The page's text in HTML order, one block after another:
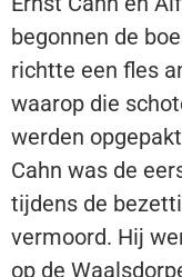
begonnen de
richtte een fles
waarop die
werden
Cahn was de
tijdens de
vermoord. Hij
op de